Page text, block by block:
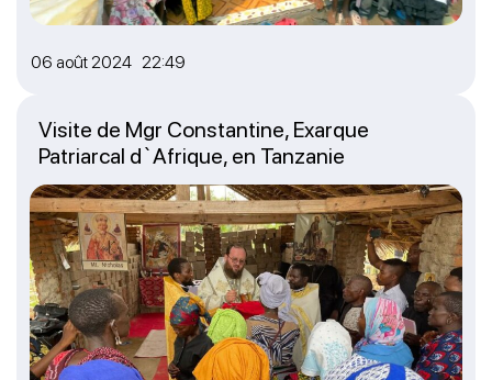
06 août 2024 22:49
Visite de Mgr Constantine, Exarque
Patriarcal d`Afrique, en Tanzanie